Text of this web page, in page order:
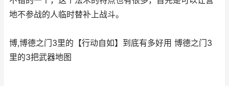
地不参战的人临时替补上战斗。
博,博德之门3里的【行动自如】到底有多好用 博德之门3
里的3把武器地图